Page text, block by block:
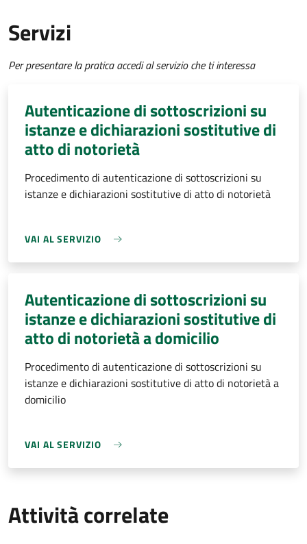
Servizi
Per presentare la pratica accedi al servizio che ti interessa
Autenticazione di sottoscrizioni su
istanze e dichiarazioni sostitutive di
atto di notorietà
Procedimento di autenticazione di sottoscrizioni su
istanze e dichiarazioni sostitutive di atto di notorietà
VAI AL SERVIZIO
Autenticazione di sottoscrizioni su
istanze e dichiarazioni sostitutive di
atto di notorietà a domicilio
Procedimento di autenticazione di sottoscrizioni su
istanze e dichiarazioni sostitutive di atto di notorietà a
domicilio
VAI AL SERVIZIO
Attività correlate